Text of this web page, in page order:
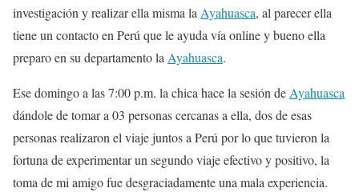
investigación y realizar ella misma laAyahuasca, al parecer ella
tiene un contacto en Perú que le ayuda vía online y bueno ella
preparo en su departamento laAyahuasca.
Ese domingo a las 7:00 p.m. la chica hace la sesión deAyahuasca
dándole de tomar a 03 personas cercanas a ella, dos de esas
personas realizaron el viaje juntos a Perú por lo que tuvieron la
fortuna de experimentar un segundo viaje efectivo y positivo, la
toma de mi amigo fue desgraciadamente una mala experiencia.